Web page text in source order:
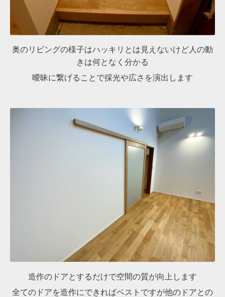
奥のリビングの様子はハッキリとは見えないけど人の動
きは何となく分かる
曖昧に繋げることで採光や広さを演出します
造作のドアとするだけで空間の質が向上します
全てのドアを造作にできればベストですが他のドアとの